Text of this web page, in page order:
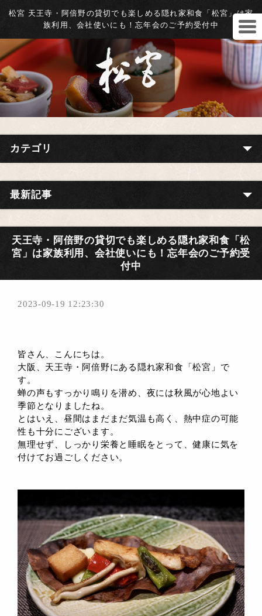
松宮 天王寺・阿倍野の貸切でも楽しめる隠れ家和食「松宮」は家
族利用、会社使いにも！忘年会のご予約受付中
カテゴリ
最新記事
天王寺・阿倍野の貸切でも楽しめる隠れ家和食「松
宮」は家族利用、会社使いにも！忘年会のご予約受
付中
2023-09-19 12:23:30
皆さん、こんにちは。
大阪、天王寺・阿倍野にある隠れ家和食「松宮」で
す。
蝉の声もすっかり鳴りを潜め、夜には秋風が心地よい
季節となりましたね。
とはいえ、昼間はまだまだ気温も高く、熱中症の可能
性も十分にございます。
無理せず、しっかり栄養と睡眠をとって、健康に気を
付けてお過ごしください。